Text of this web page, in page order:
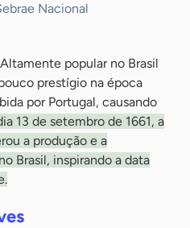
Nacional
popular no Brasil
prestígio na época
por Portugal, causando
13 de setembro de 1661, a
a produção e a
Brasil, inspirando a data